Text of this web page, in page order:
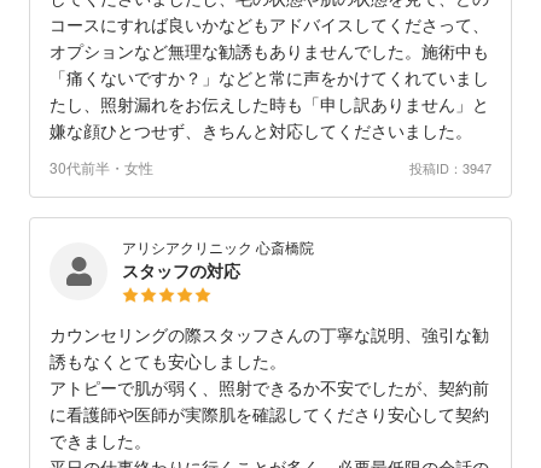
コースにすれば良いかなどもアドバイスしてくださって、
オプションなど無理な勧誘もありませんでした。施術中も
「痛くないですか？」などと常に声をかけてくれていまし
たし、照射漏れをお伝えした時も「申し訳ありません」と
嫌な顔ひとつせず、きちんと対応してくださいました。
30代前半・女性 投稿ID：3947
アリシアクリニック 心斎橋院
スタッフの対応
カウンセリングの際スタッフさんの丁寧な説明、強引な勧
誘もなくとても安心しました。
アトピーで肌が弱く、照射できるか不安でしたが、契約前
に看護師や医師が実際肌を確認してくださり安心して契約
できました。